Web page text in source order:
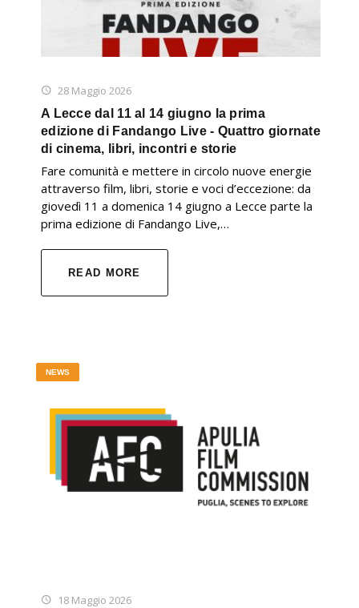
28 Maggio 2026
A Lecce dal 11 al 14 giugno la prima
edizione di Fandango Live - Quattro giornate
di cinema, libri, incontri e storie
Fare comunità e mettere in circolo nuove energie
attraverso film, libri, storie e voci d’eccezione: da
giovedì 11 a domenica 14 giugno a Lecce parte la
prima edizione di Fandango Live,…
READ MORE
18 Maggio 2026
NEWS